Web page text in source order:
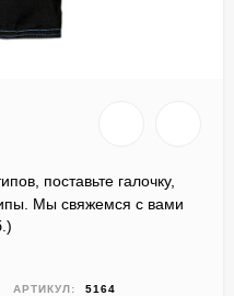
поставьте галочку,
Мы свяжемся с вами
)
АРТИКУЛ: 5164